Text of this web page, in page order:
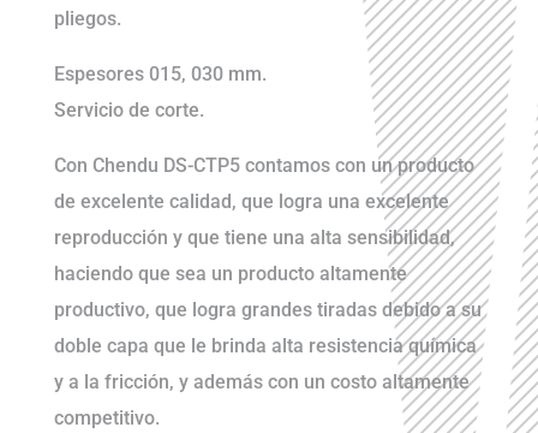
pliegos.
Espesores 015, 030 mm.
Servicio de corte.
Con Chendu DS-CTP5 contamos con un producto
de excelente calidad, que logra una excelente
reproducción y que tiene una alta sensibilidad,
haciendo que sea un producto altamente
productivo, que logra grandes tiradas debido a su
doble capa que le brinda alta resistencia química
y a la fricción, y además con un costo altamente
competitivo.